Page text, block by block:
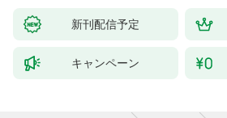
新刊配信予定
キャンペーン